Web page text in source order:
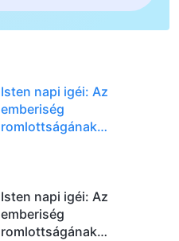
Isten napi igéi: Az
emberiség
romlottságának
Isten napi igéi: Az
emberiség
romlottságának